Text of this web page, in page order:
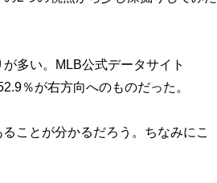
多い。MLB公式データサイト
％が右方向へのものだった。
ことが分かるだろう。ちなみにこ